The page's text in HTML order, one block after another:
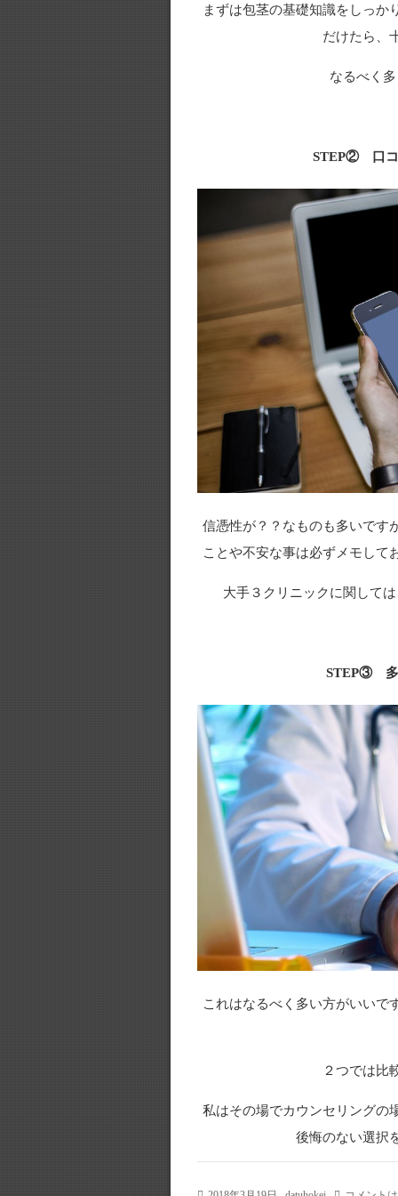
まずは包茎の基礎知識をしっか
だけたら、
なるべく
STEP② 口コ
信憑性が？？なものも多いです
ことや不安な事は必ずメモして
大手３クリニックに関して
STEP③ 多
これはなるべく多い方がいいで
２つでは比
私はその場でカウンセリングの
後悔のない選択